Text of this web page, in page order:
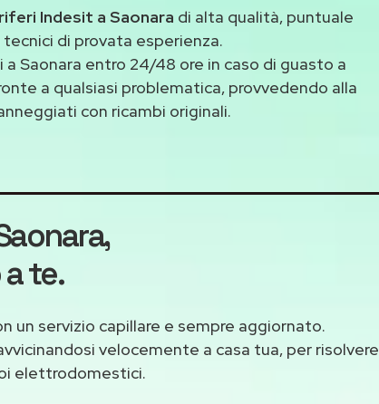
Indesit a Saonara di alta qualità, puntuale
di provata esperienza.
Saonara entro 24/48 ore in caso di guasto a
a qualsiasi problematica, provvedendo alla
con ricambi originali.
,
te.
un servizio capillare e sempre aggiornato.
velocemente a casa tua, per risolvere
elettrodomestici.